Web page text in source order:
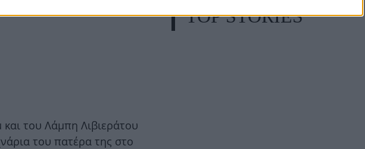
του Λάμπη Λιβιεράτου
του πατέρα της στο
TOP STORIES